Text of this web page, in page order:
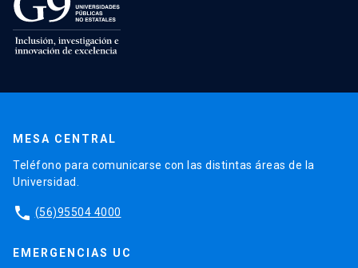
MESA CENTRAL
Teléfono para comunicarse con las distintas áreas de la
Universidad.
phone (56)95504 4000
EMERGENCIAS UC